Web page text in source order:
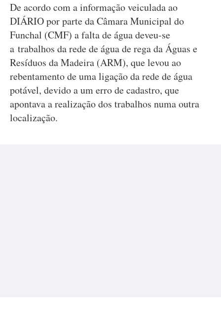
De acordo com a informação veiculada ao
DIÁRIO por parte da Câmara Municipal do
Funchal (CMF) a falta de água deveu-se
a trabalhos da rede de água de rega da Águas e
Resíduos da Madeira (ARM), que levou ao
rebentamento de uma ligação da rede de água
potável, devido a um erro de cadastro, que
apontava a realização dos trabalhos numa outra
localização.